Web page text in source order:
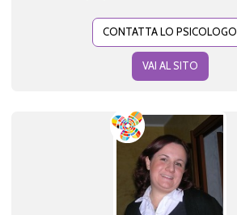
CONTATTA LO PSICOLOGO
VAI AL SITO